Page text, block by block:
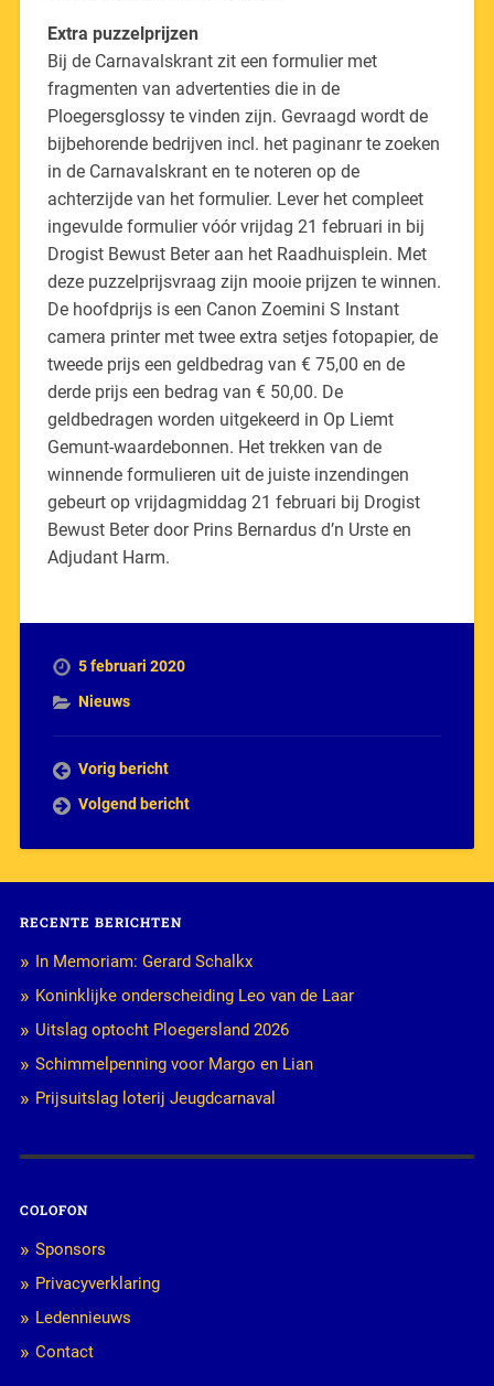
Extra puzzelprijzen
Bij de Carnavalskrant zit een formulier met
fragmenten van advertenties die in de
Ploegersglossy te vinden zijn. Gevraagd wordt de
bijbehorende bedrijven incl. het paginanr te zoeken
in de Carnavalskrant en te noteren op de
achterzijde van het formulier. Lever het compleet
ingevulde formulier vóór vrijdag 21 februari in bij
Drogist Bewust Beter aan het Raadhuisplein. Met
deze puzzelprijsvraag zijn mooie prijzen te winnen.
De hoofdprijs is een Canon Zoemini S Instant
camera printer met twee extra setjes fotopapier, de
tweede prijs een geldbedrag van € 75,00 en de
derde prijs een bedrag van € 50,00. De
geldbedragen worden uitgekeerd in Op Liemt
Gemunt-waardebonnen. Het trekken van de
winnende formulieren uit de juiste inzendingen
gebeurt op vrijdagmiddag 21 februari bij Drogist
Bewust Beter door Prins Bernardus d’n Urste en
Adjudant Harm.
5 februari 2020
Nieuws
Vorig bericht
Volgend bericht
RECENTE BERICHTEN
In Memoriam: Gerard Schalkx
Koninklijke onderscheiding Leo van de Laar
Uitslag optocht Ploegersland 2026
Schimmelpenning voor Margo en Lian
Prijsuitslag loterij Jeugdcarnaval
COLOFON
Sponsors
Privacyverklaring
Ledennieuws
Contact